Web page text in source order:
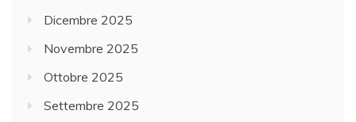
Dicembre 2025
Novembre 2025
Ottobre 2025
Settembre 2025